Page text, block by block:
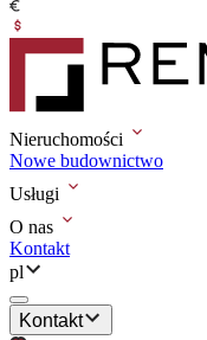
Nieruchomości
Nowe budownictwo
Usługi
O nas
Kontakt
pl
Kontakt